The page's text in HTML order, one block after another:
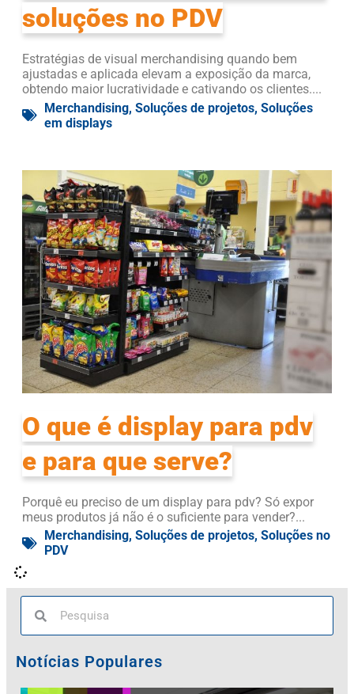
soluções no PDV
Estratégias de visual merchandising quando bem
ajustadas e aplicada elevam a exposição da marca,
obtendo maior lucratividade e cativando os clientes....
Merchandising, Soluções de projetos, Soluções
em displays
O que é display para pdv
e para que serve?
Porquê eu preciso de um display para pdv? Só expor
meus produtos já não é o suficiente para vender?...
Merchandising, Soluções de projetos, Soluções no
PDV
Notícias Populares